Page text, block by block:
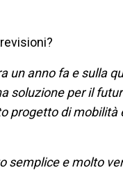
un anno fa e sulla
soluzione per il
progetto di mobilità
semplice e molto